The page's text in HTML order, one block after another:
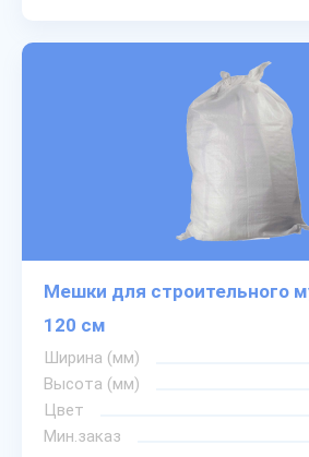
Мешки для строительного
120 см
Ширина (мм)
Высота (мм)
Цвет
Мин.заказ